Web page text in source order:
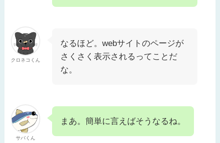
クロネコくん
なるほど。webサイトのページが
さくさく表示されるってことだ
な。
サバくん
まあ。簡単に言えばそうなるね。